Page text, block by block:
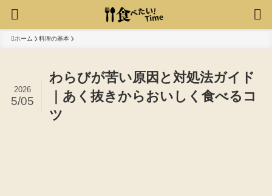
ホーム 料理の基本
わらびが苦い原因と対処法ガイド
｜あく抜きからおいしく食べるコ
ツ
2026
5/05